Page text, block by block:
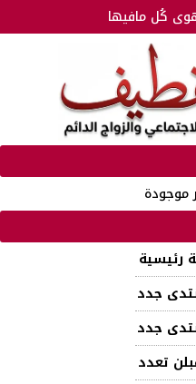
كُل مافيها
موجودة
رئيسية
جدد
جدد
تعدد